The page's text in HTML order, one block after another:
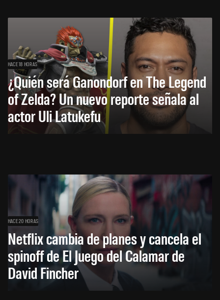
HACE 18 HORAS
¿Quién será Ganondorf en The Legend
of Zelda? Un nuevo reporte señala al
actor Uli Latukefu
HACE 20 HORAS
Netflix cambia de planes y cancela el
spinoff de El Juego del Calamar de
David Fincher